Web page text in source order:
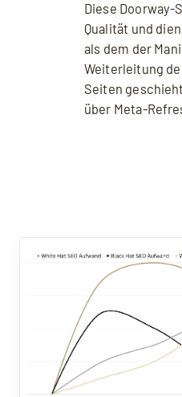
Diese Doorway-
Qualität und
als dem der
Weiterleitung
Seiten
über Meta-